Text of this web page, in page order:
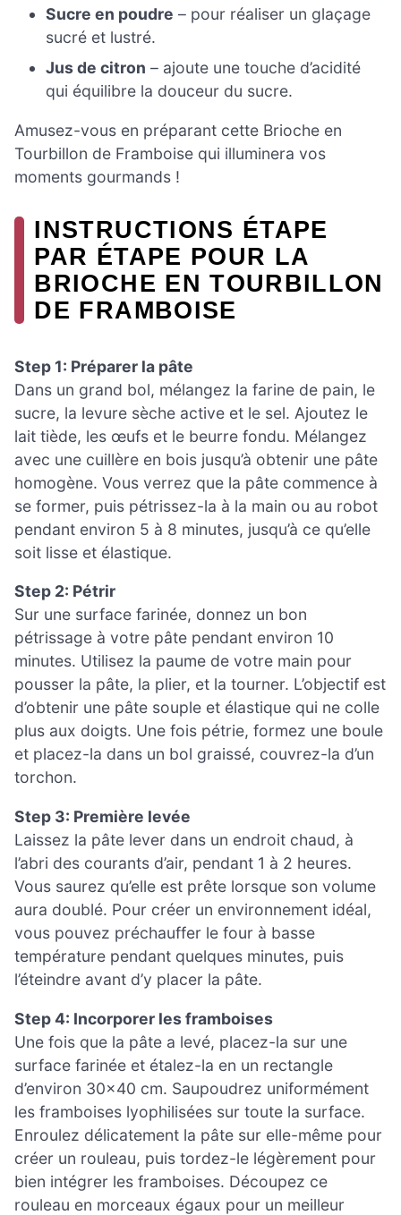
Sucre en poudre – pour réaliser un glaçage
sucré et lustré.
Jus de citron – ajoute une touche d’acidité
qui équilibre la douceur du sucre.
Amusez-vous en préparant cette Brioche en
Tourbillon de Framboise qui illuminera vos
moments gourmands !
INSTRUCTIONS ÉTAPE
PAR ÉTAPE POUR LA
BRIOCHE EN TOURBILLON
DE FRAMBOISE
Step 1: Préparer la pâte
Dans un grand bol, mélangez la farine de pain, le
sucre, la levure sèche active et le sel. Ajoutez le
lait tiède, les œufs et le beurre fondu. Mélangez
avec une cuillère en bois jusqu’à obtenir une pâte
homogène. Vous verrez que la pâte commence à
se former, puis pétrissez-la à la main ou au robot
pendant environ 5 à 8 minutes, jusqu’à ce qu’elle
soit lisse et élastique.
Step 2: Pétrir
Sur une surface farinée, donnez un bon
pétrissage à votre pâte pendant environ 10
minutes. Utilisez la paume de votre main pour
pousser la pâte, la plier, et la tourner. L’objectif est
d’obtenir une pâte souple et élastique qui ne colle
plus aux doigts. Une fois pétrie, formez une boule
et placez-la dans un bol graissé, couvrez-la d’un
torchon.
Step 3: Première levée
Laissez la pâte lever dans un endroit chaud, à
l’abri des courants d’air, pendant 1 à 2 heures.
Vous saurez qu’elle est prête lorsque son volume
aura doublé. Pour créer un environnement idéal,
vous pouvez préchauffer le four à basse
température pendant quelques minutes, puis
l’éteindre avant d’y placer la pâte.
Step 4: Incorporer les framboises
Une fois que la pâte a levé, placez-la sur une
surface farinée et étalez-la en un rectangle
d’environ 30×40 cm. Saupoudrez uniformément
les framboises lyophilisées sur toute la surface.
Enroulez délicatement la pâte sur elle-même pour
créer un rouleau, puis tordez-le légèrement pour
bien intégrer les framboises. Découpez ce
rouleau en morceaux égaux pour un meilleur